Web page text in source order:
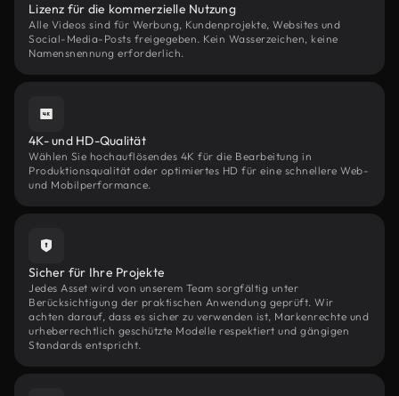
Lizenz für die kommerzielle Nutzung
Alle Videos sind für Werbung, Kundenprojekte, Websites und
Social-Media-Posts freigegeben. Kein Wasserzeichen, keine
Namensnennung erforderlich.
4K- und HD-Qualität
Wählen Sie hochauflösendes 4K für die Bearbeitung in
Produktionsqualität oder optimiertes HD für eine schnellere Web-
und Mobilperformance.
Sicher für Ihre Projekte
Jedes Asset wird von unserem Team sorgfältig unter
Berücksichtigung der praktischen Anwendung geprüft. Wir
achten darauf, dass es sicher zu verwenden ist, Markenrechte und
urheberrechtlich geschützte Modelle respektiert und gängigen
Standards entspricht.